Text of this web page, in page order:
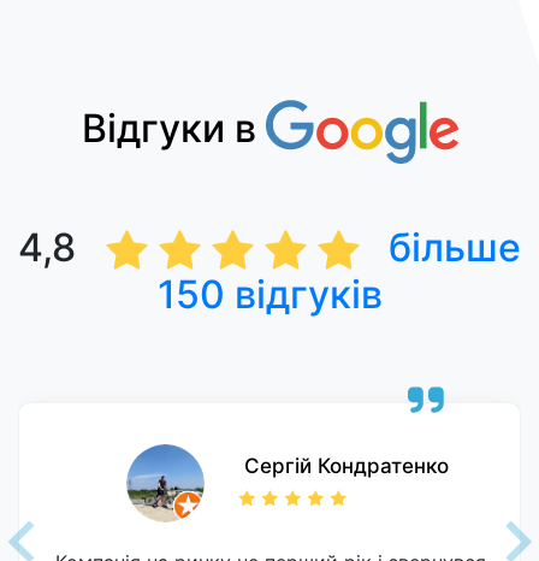
Відгуки в
4,8
більше
150 відгуків
Сергій Кондратенко